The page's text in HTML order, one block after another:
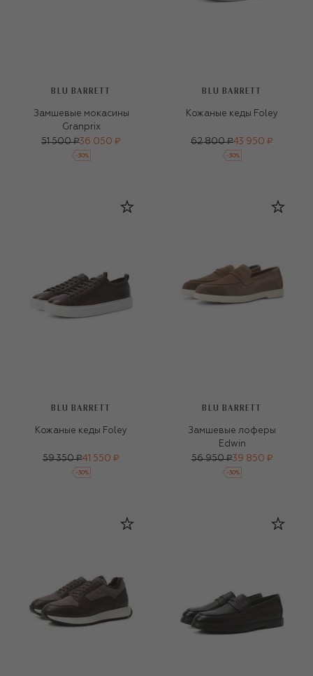
BLU BARRETT
Замшевые мокасины
Granprix
51 500 ₽36 050 ₽
-30%
BLU BARRETT
Кожаные кеды Foley
62 800 ₽43 950 ₽
-30%
BLU BARRETT
Кожаные кеды Foley
59 350 ₽41 550 ₽
-30%
BLU BARRETT
Замшевые лоферы
Edwin
56 950 ₽39 850 ₽
-30%